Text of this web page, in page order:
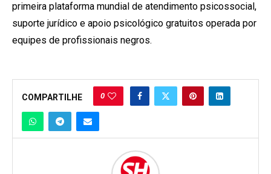
primeira plataforma mundial de atendimento psicossocial,
suporte jurídico e apoio psicológico gratuitos operada por
equipes de profissionais negros.
COMPARTILHE 0